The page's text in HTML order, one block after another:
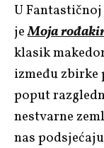
U
jeMoja
klasik
između zbirke
poput
nestvarne
nas